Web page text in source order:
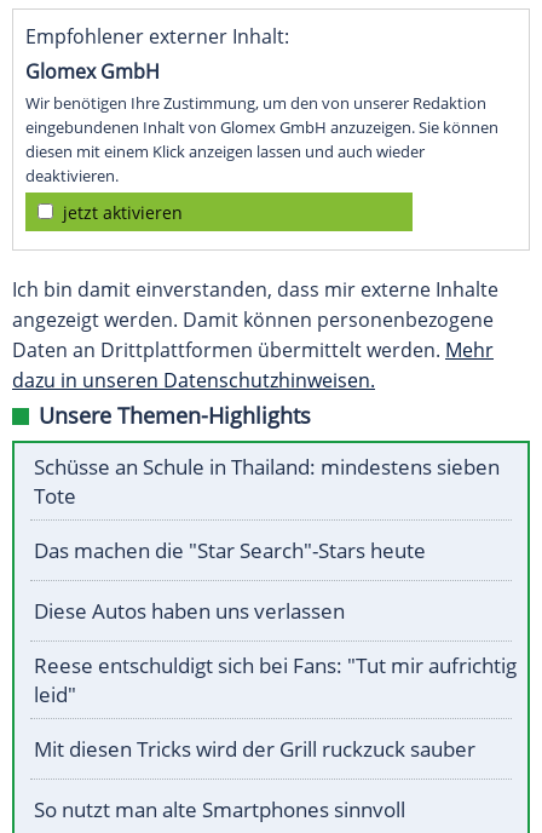
Empfohlener externer Inhalt:
Glomex GmbH
Wir benötigen Ihre Zustimmung, um den von unserer Redaktion
eingebundenen Inhalt von Glomex GmbH anzuzeigen. Sie können
diesen mit einem Klick anzeigen lassen und auch wieder
deaktivieren.
jetzt aktivieren
Ich bin damit einverstanden, dass mir externe Inhalte
angezeigt werden. Damit können personenbezogene
Daten an Drittplattformen übermittelt werden. Mehr
dazu in unseren Datenschutzhinweisen.
Unsere Themen-Highlights
Schüsse an Schule in Thailand: mindestens sieben
Tote
Das machen die "Star Search"-Stars heute
Diese Autos haben uns verlassen
Reese entschuldigt sich bei Fans: "Tut mir aufrichtig
leid"
Mit diesen Tricks wird der Grill ruckzuck sauber
So nutzt man alte Smartphones sinnvoll